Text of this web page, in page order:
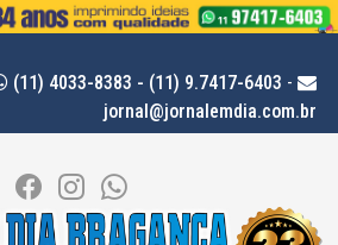
(11) 4033-8383 - (11) 9.7417-6403 -
jornal@jornalemdia.com.br